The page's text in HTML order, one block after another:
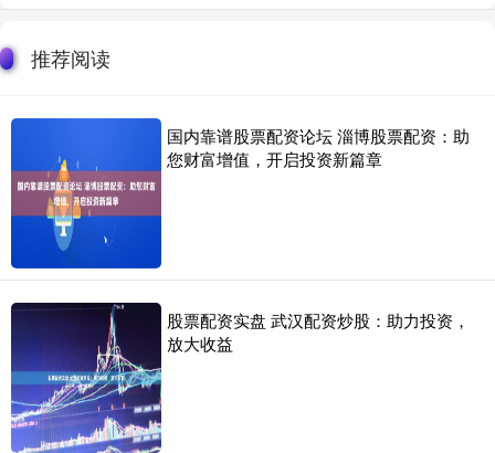
推荐阅读
国内靠谱股票配资论坛 淄博股票配资：助
您财富增值，开启投资新篇章
股票配资实盘 武汉配资炒股：助力投资，
放大收益